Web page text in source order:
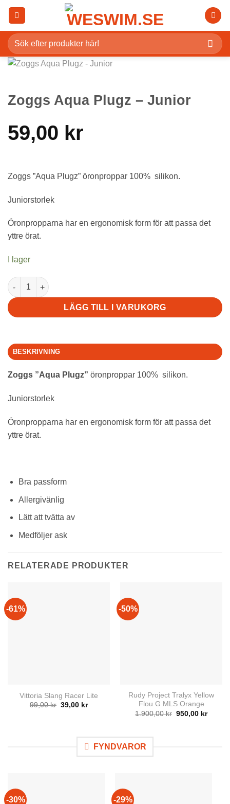
Skip
content
Sök
efter:
Zoggs Aqua Plugz – Junior
59,00 kr
Zoggs ”Aqua Plugz” öronproppar 100% silikon.
Juniorstorlek
Öronpropparna har en ergonomisk form för att passa det
yttre örat.
I lager
Zoggs Aqua Plugz - Junior mängd
LÄGG TILL I VARUKORG
BESKRIVNING
Zoggs ”Aqua Plugz” öronproppar 100% silikon.
Juniorstorlek
Öronpropparna har en ergonomisk form för att passa det
yttre örat.
Bra passform
Allergivänlig
Lätt att tvätta av
Medföljer ask
RELATERADE PRODUKTER
-61%
Vittoria Slang Racer Lite
99,00kr Det
39,00 krDet
-50%
Rudy Project Tralyx Yellow
Flou G MLS Orange
1.900,00kr Det
ursprungliga
950,00 krDet
FYNDVAROR
-30% -29%